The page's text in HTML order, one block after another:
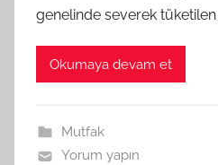
genelinde severek
Okumaya devam et
Mutfak
Yorum yapın